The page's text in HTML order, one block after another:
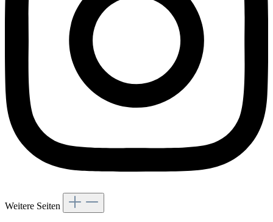
Weitere Seiten